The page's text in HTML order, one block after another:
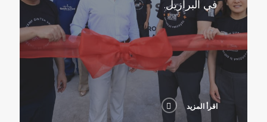
في البرازيل.
اقرأ المزيد